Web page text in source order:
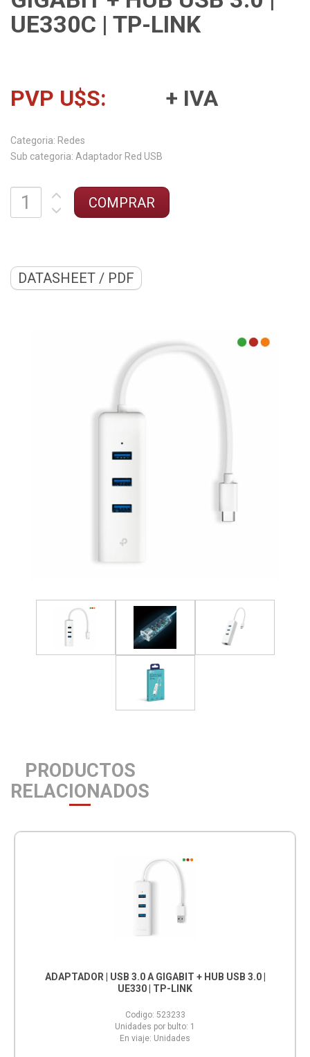
UE330C | TP-LINK
PVP U$S: + IVA
Categoria:
Sub categoria:
DATASHEET / PDF
PRODUCTOS
RELACIONADOS
ADAPTADOR | USB 3.0 A GIGABIT + HUB USB 3.0 |
UE330 | TP-LINK
Codigo: 523233
Unidades por bulto: 1
En viaje: Unidades